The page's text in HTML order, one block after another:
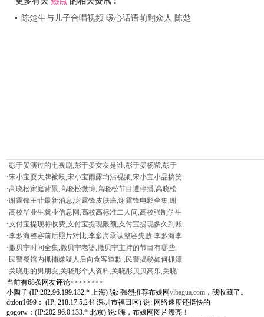
陈楚生与儿子合唱视频 暖心话语萌翻众人 陈楚
·彭于晏演过的电视剧,彭于晏女友是谁,彭于晏杨紫,彭于
·宋小宝耍大牌被殴,宋小宝雨露均沾视频,宋小宝小品搞笑
·高晓松家庭背景,高晓松微博,高晓松节目遭停播,高晓松
·谢霆锋王菲最新消息,谢霆锋皮肤癌,谢霆锋电影全集,谢
·高校毕业生就业信息网,高校高标准二人间,高校强制学生
·支付宝提现将收费,支付宝提现限额,支付宝提现多久到账
·李多海整容前后照片对比,李多海承认整容失败,李多海李
·撒贝宁时间全集,撒贝宁老婆,撒贝宁主持的节目有哪些,
· 民警餐馆内抓捕嫌疑人后向食客道歉 ,民警揭秘如何抓嫖
·关晓彤的男朋友,关晓彤个人资料,关晓彤贝贝高乐,关晓
当前有68条网友评论>>>>>>>>
小陶子 (IP:202.96.199.132.* 上海) 说: 强烈推荐布娘网ylbagua.com ，我收藏了。
dtdon1699： (IP: 218.17.5.244 深圳市福田区) 说: 网络速度还挺快的
gogotw：(IP:202.96.0.133.* 北京) 说: 嗨，布娘网图片漂亮！